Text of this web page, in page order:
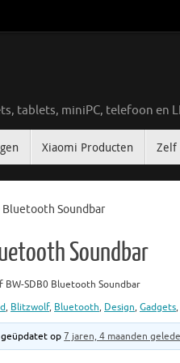
tablets, miniPC, telefoon en
Xiaomi Producten Zelf
Bluetooth Soundbar
Soundbar
BW-SDB0 Bluetooth Soundbar
, Blitzwolf, Bluetooth, Design, Gadgets,
geüpdatet op7 jaren, 4 maanden